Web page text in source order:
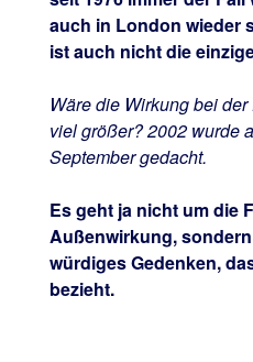
auch in London wieder
ist auch nicht die
Wäre die Wirkung bei
viel größer? 2002 wurde
September gedacht.
Es geht ja nicht um die
Außenwirkung,
würdiges Gedenken,
bezieht.